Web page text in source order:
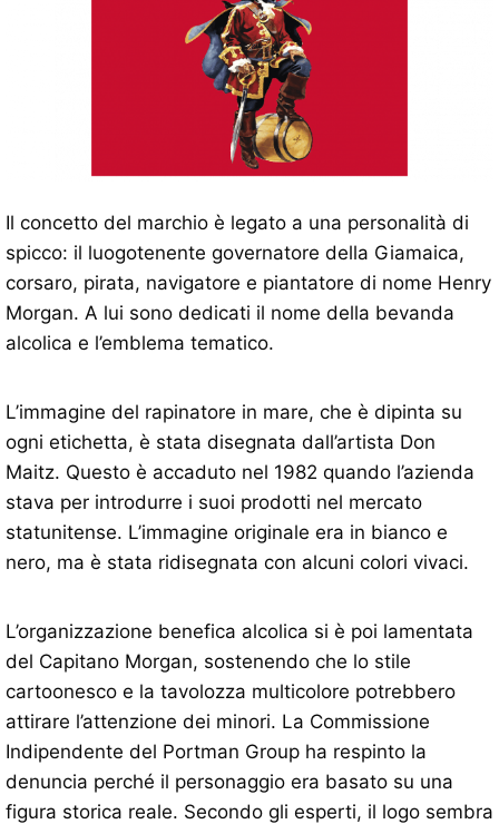
Il concetto del marchio è legato a una personalità di
spicco: il luogotenente governatore della Giamaica,
corsaro, pirata, navigatore e piantatore di nome Henry
Morgan. A lui sono dedicati il ​​nome della bevanda
alcolica e l’emblema tematico.
L’immagine del rapinatore in mare, che è dipinta su
ogni etichetta, è stata disegnata dall’artista Don
Maitz. Questo è accaduto nel 1982 quando l’azienda
stava per introdurre i suoi prodotti nel mercato
statunitense. L’immagine originale era in bianco e
nero, ma è stata ridisegnata con alcuni colori vivaci.
L’organizzazione benefica alcolica si è poi lamentata
del Capitano Morgan, sostenendo che lo stile
cartoonesco e la tavolozza multicolore potrebbero
attirare l’attenzione dei minori. La Commissione
Indipendente del Portman Group ha respinto la
denuncia perché il personaggio era basato su una
figura storica reale. Secondo gli esperti, il logo sembra